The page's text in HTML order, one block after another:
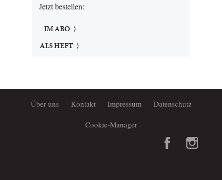
Jetzt bestellen:
IM ABO
ALS HEFT
Über uns Kontakt Impressum Datenschutz
Cookie-Manager